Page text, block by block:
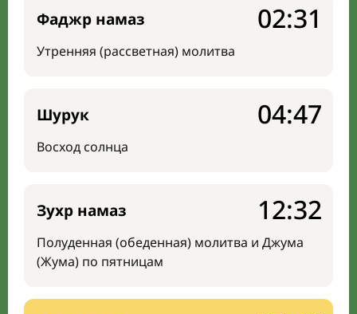
Фаджр намаз
Утренняя (рассветная) молитва
02:31
Шурук
Восход солнца
04:47
Зухр намаз
Полуденная (обеденная) молитва и Джума
(Жума) по пятницам
12:32